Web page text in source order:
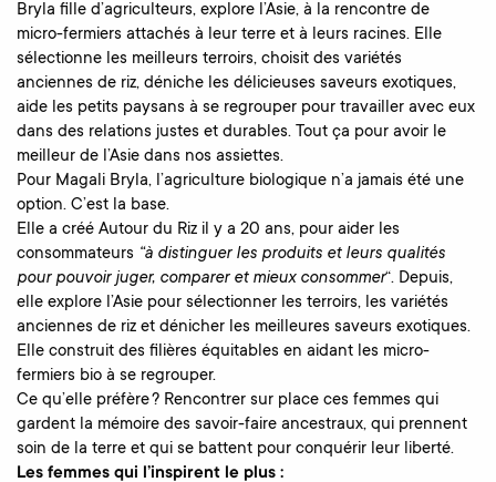
Bryla fille d’agriculteurs, explore l’Asie, à la rencontre de
micro-fermiers attachés à leur terre et à leurs racines. Elle
sélectionne les meilleurs terroirs, choisit des variétés
anciennes de riz, déniche les délicieuses saveurs exotiques,
aide les petits paysans à se regrouper pour travailler avec eux
dans des relations justes et durables. Tout ça pour avoir le
meilleur de l’Asie dans nos assiettes.
Pour Magali Bryla, l’agriculture biologique n’a jamais été une
option. C’est la base.
Elle a créé Autour du Riz il y a 20 ans, pour aider les
consommateurs “à distinguer les produits et leurs qualités
pour pouvoir juger, comparer et mieux consommer“. Depuis,
elle explore l’Asie pour sélectionner les terroirs, les variétés
anciennes de riz et dénicher les meilleures saveurs exotiques.
Elle construit des filières équitables en aidant les micro-
fermiers bio à se regrouper.
Ce qu’elle préfère ? Rencontrer sur place ces femmes qui
gardent la mémoire des savoir-faire ancestraux, qui prennent
soin de la terre et qui se battent pour conquérir leur liberté.
Les femmes qui l’inspirent le plus :